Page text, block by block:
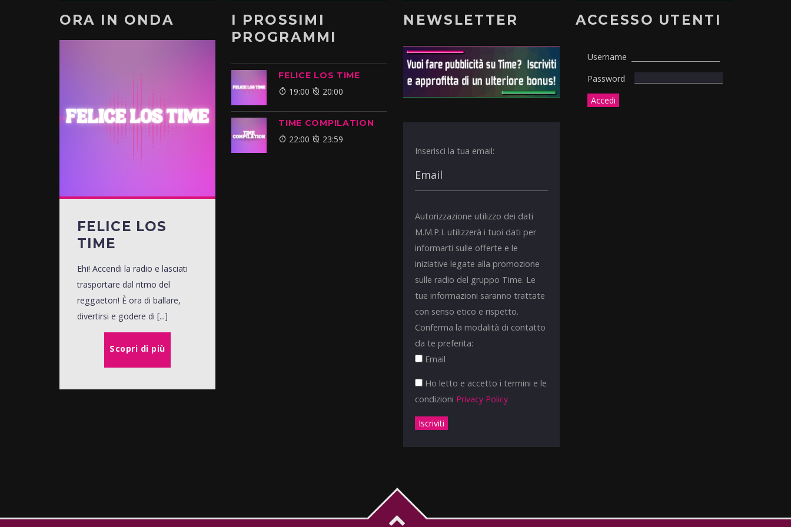
ORA IN ONDA
FELICE LOS
TIME
Ehi! Accendi la radio e lasciati
trasportare dal ritmo del
reggaeton! È ora di ballare,
divertirsi e godere di [...]
Scopri di più
I PROSSIMI
PROGRAMMI
FELICE LOS TIME
19:00 20:00
TIME COMPILATION
22:00 23:59
NEWSLETTER
Inserisci la tua email:
Autorizzazione utilizzo dei dati
M.M.P.I. utilizzerà i tuoi dati per
informarti sulle offerte e le
iniziative legate alla promozione
sulle radio del gruppo Time. Le
tue informazioni saranno trattate
con senso etico e rispetto.
Conferma la modalità di contatto
da te preferita:
Email
Ho letto e accetto i termini e le
condizioni Privacy Policy
ACCESSO UTENTI
Username
Password